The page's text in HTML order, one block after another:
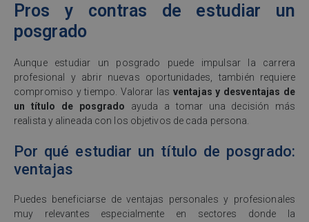
Pros y contras de estudiar un
posgrado
Aunque estudiar un posgrado puede impulsar la carrera
profesional y abrir nuevas oportunidades, también requiere
compromiso y tiempo. Valorar las ventajas y desventajas de
un título de posgrado ayuda a tomar una decisión más
realista y alineada con los objetivos de cada persona.
Por qué estudiar un título de posgrado:
ventajas
Puedes beneficiarse de ventajas personales y profesionales
muy relevantes especialmente en sectores donde la